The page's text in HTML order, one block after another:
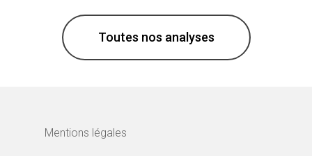
Toutes nos analyses
Mentions légales